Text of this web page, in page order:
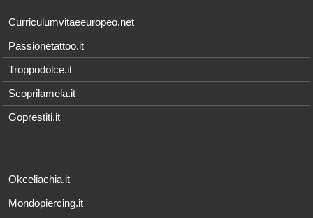
Curriculumvitaeeuropeo.net
Passionetattoo.it
Troppodolce.it
Scoprilamela.it
Goprestiti.it
Okceliachia.it
Mondopiercing.it